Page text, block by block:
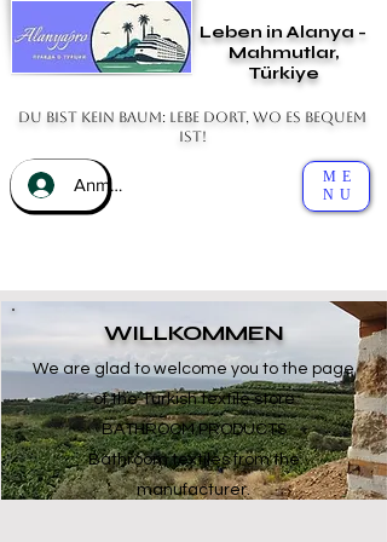
Leben in Alanya -
Mahmutlar,
Türkiye
Du bist kein Baum: Lebe dort, wo es bequem
ist!
Anmelden
ME
NU
WILLKOMMEN
We are glad to welcome you to the page
of the Turkish textile store
BATHROOM PRODUCTS
Bathroom textiles from the
manufacturer.